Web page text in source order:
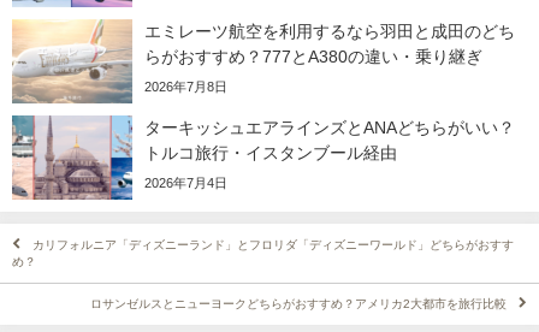
エミレーツ航空を利用するなら羽田と成田のどち
らがおすすめ？777とA380の違い・乗り継ぎ
2026年7月8日
ターキッシュエアラインズとANAどちらがいい？
トルコ旅行・イスタンブール経由
2026年7月4日
カリフォルニア「ディズニーランド」とフロリダ「ディズニーワールド」どちらがおすす
め？
ロサンゼルスとニューヨークどちらがおすすめ？アメリカ2大都市を旅行比較